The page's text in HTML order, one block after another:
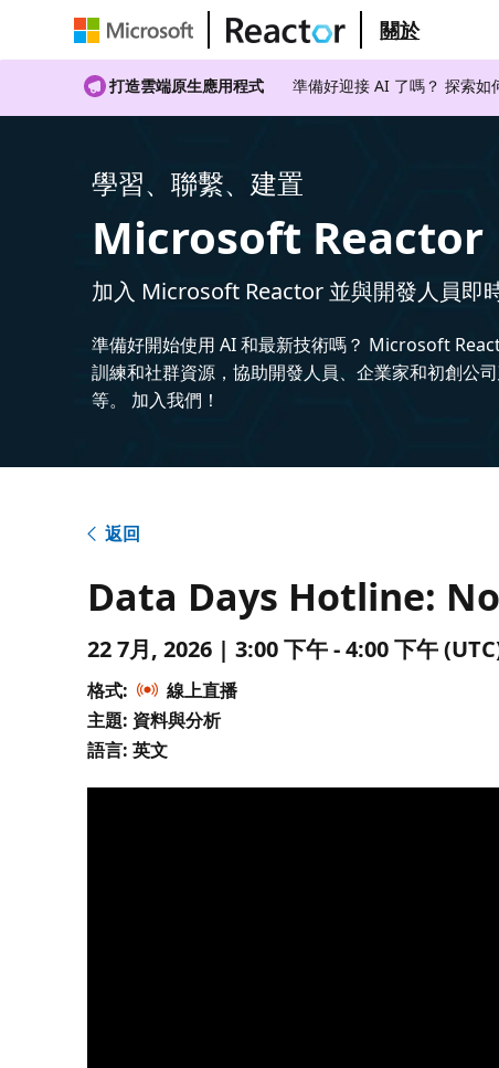
關於
打造雲端原生應用程式 準備好迎接 AI 了嗎？ 探索如
學習、聯繫、建置
Microsoft Reactor
加入 Microsoft Reactor 並與開發人員即
準備好開始使用 AI 和最新技術嗎？ Microsoft
訓練和社群資源，協助開發人員、企業家和初創公
等。 加入我們！
返回
Data Days Hotline:
22 7月, 2026 | 3:00 下午 - 4:00 下午
格式:
線上直播
主題: 資料與分析
語言: 英文